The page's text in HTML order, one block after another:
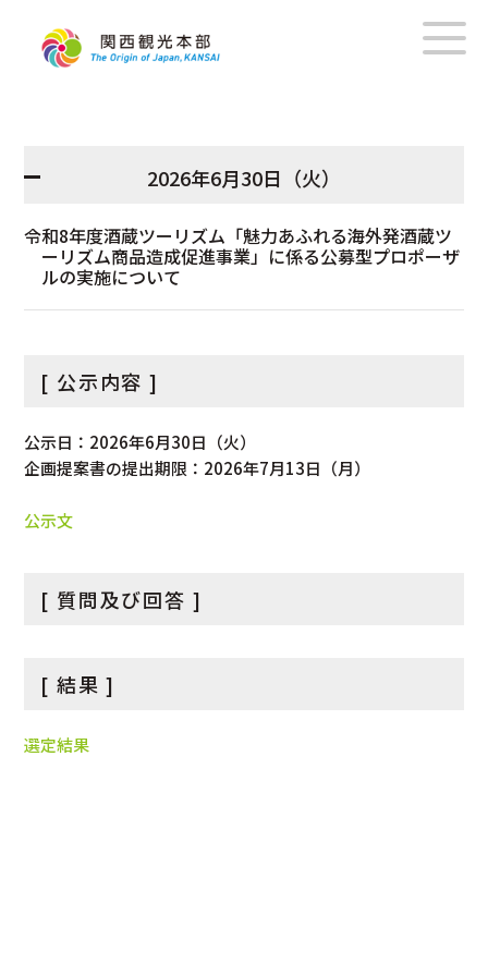
2026年6月30日（火）
令和8年度酒蔵ツーリズム「魅力あふれる海外発酒蔵ツ
ーリズム商品造成促進事業」に係る公募型プロポーザ
ルの実施について
[ 公示内容 ]
公示日：2026年6月30日（火）
企画提案書の提出期限：2026年7月13日（月）
公示文
[ 質問及び回答 ]
[ 結果 ]
選定結果